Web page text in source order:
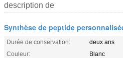
description de
Synthèse de peptide
Durée de conservation:
deux ans
Couleur:
Blanc